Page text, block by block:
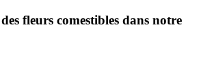
fleurs comestibles dans notre